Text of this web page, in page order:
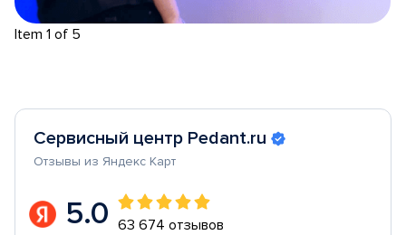
Item 1 of 5
Сервисный центр Pedant.ru
Отзывы из Яндекс Карт
5.0 63 674 отзывов